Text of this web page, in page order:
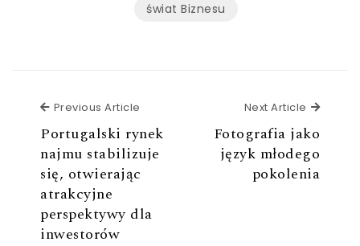
świat Biznesu
Previous Article
Portugalski rynek
najmu stabilizuje
się, otwierając
atrakcyjne
perspektywy dla
inwestorów
Next Article Next
Fotografia jako
język młodego
pokolenia